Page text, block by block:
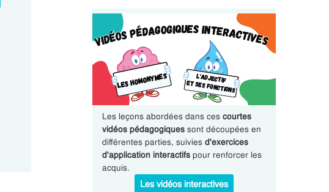
Les leçons abordées dans ces courtes
vidéos pédagogiquessont découpées en
différentes parties, suivies d'exercices
d'application interactifspour renforcer les
acquis.
Les vidéos interactives